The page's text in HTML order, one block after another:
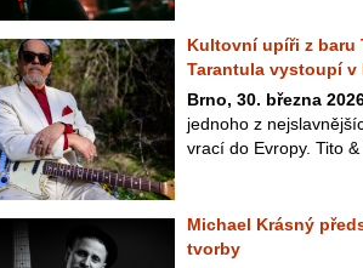
Kultovní upíři z baru
Tarantula vystoupí v
Brno, 30. března
jednoho z
vrací do Evropy. Tito &
Michael Krásný
tvorby